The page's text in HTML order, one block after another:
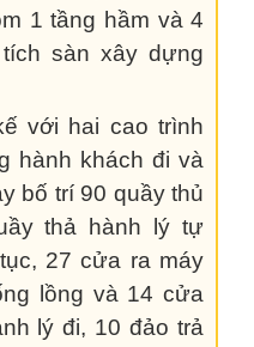
1 tầng hầm và 4
sàn xây dựng
với hai cao trình
hành khách đi và
bố trí 90 quầy thủ
thả hành lý tự
27 cửa ra máy
lồng và 14 cửa
lý đi, 10 đảo trả